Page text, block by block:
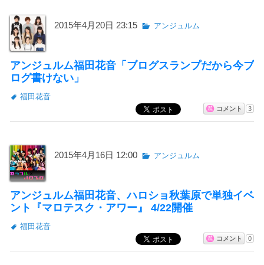
2015年4月20日 23:15 アンジュルム
アンジュルム福田花音「ブログスランプだから今ブ
ログ書けない」
福田花音
コメント 3
2015年4月16日 12:00 アンジュルム
アンジュルム福田花音、ハロショ秋葉原で単独イベ
ント『マロテスク・アワー』 4/22開催
福田花音
コメント 0